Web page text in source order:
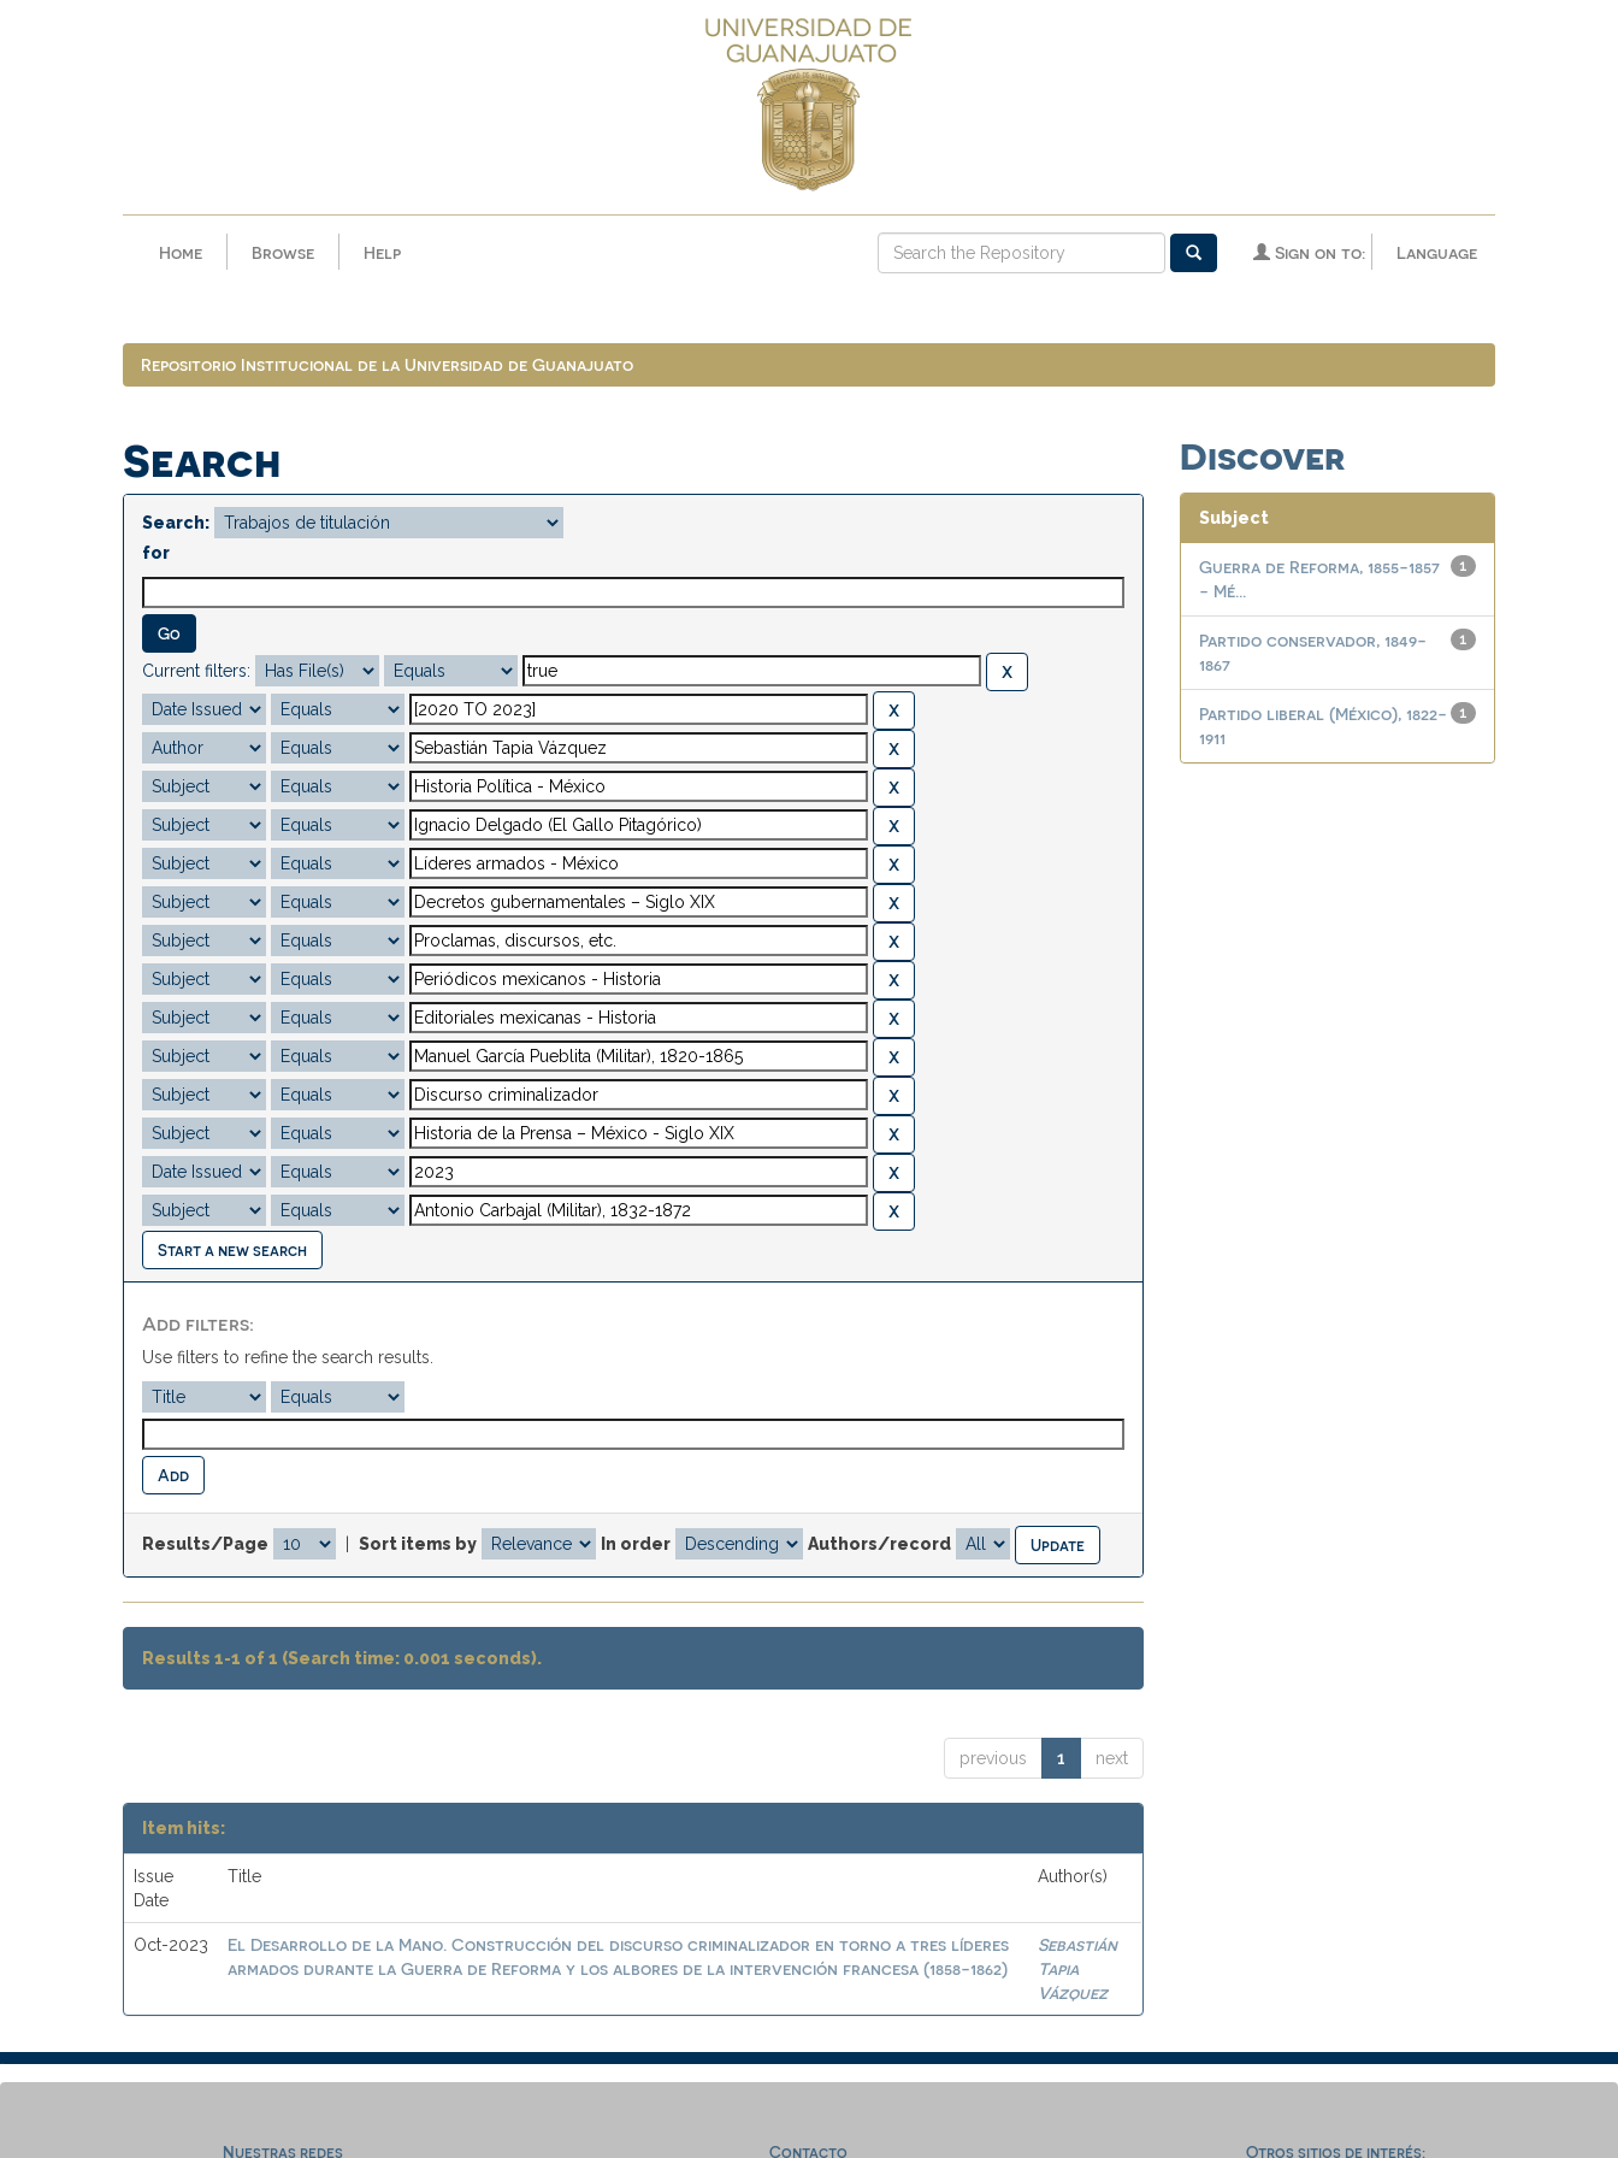
Home Browse Help Language
Sign on to:
Repositorio Institucional de la Universidad de Guanajuato
Search
Search:
for
Current filters:
Start a new search
Add filters:
Use filters to refine the search results.
Results/Page Sort items by In order Authors/record
Results 1-1 of 1 (Search time: 0.001 seconds).
previous 1 next
Item hits:
Issue
Date
Title Author(s)
Oct-2023
El Desarrollo de la Mano. Construcción del discurso criminalizador en torno a tres líderes
armados durante la Guerra de Reforma y los albores de la intervención francesa (1858-1862)
Sebastián
Tapia
Vázquez
Discover
Subject
1
Guerra de Reforma, 1855-1857
- Mé...
1
Partido conservador, 1849-
1867
1
Partido liberal (México), 1822-
1911
Nuestras redes Contacto Otros sitios de interés: